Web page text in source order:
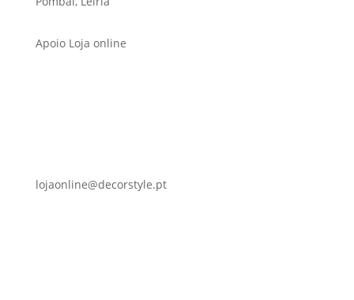
Apoio Loja online
lojaonline@decorstyle.pt